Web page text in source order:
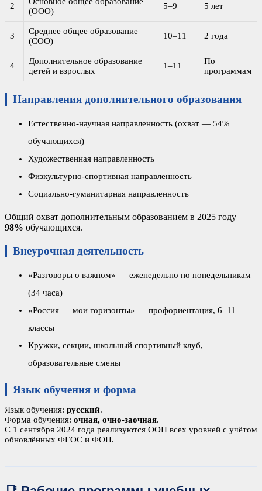
2
(ООО)
5–9 5 лет
3
Среднее общее образование
(СОО)
10–11 2 года
4
Дополнительное образование
детей и взрослых
1–11
По
программам
Направления дополнительного образования
Естественно-научная направленность (охват — 54%
обучающихся)
Художественная направленность
Физкультурно-спортивная направленность
Социально-гуманитарная направленность
Общий охват дополнительным образованием в 2025 году —
98% обучающихся.
Внеурочная деятельность
«Разговоры о важном» — еженедельно по понедельникам
(34 часа)
«Россия — мои горизонты» — профориентация, 6–11
классы
Кружки, секции, школьный спортивный клуб,
образовательные смены
Язык обучения и форма
Язык обучения: русский.
Форма обучения: очная, очно-заочная.
С 1 сентября 2024 года реализуются ООП всех уровней с учётом
обновлённых ФГОС и ФОП.